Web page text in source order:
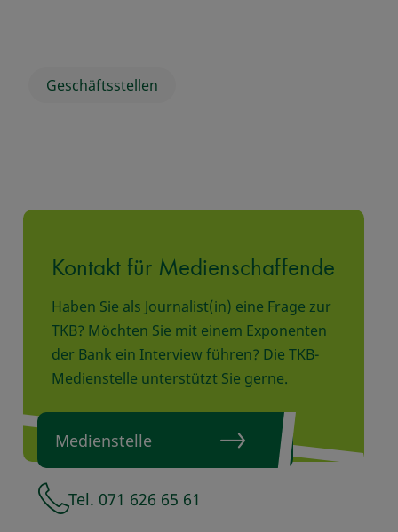
Geschäftsstellen
Kontakt für Medienschaffende
Haben Sie als Journalist(in) eine Frage zur
TKB? Möchten Sie mit einem Exponenten
der Bank ein Interview führen? Die TKB-
Medienstelle unterstützt Sie gerne.
Medienstelle
Tel. 071 626 65 61